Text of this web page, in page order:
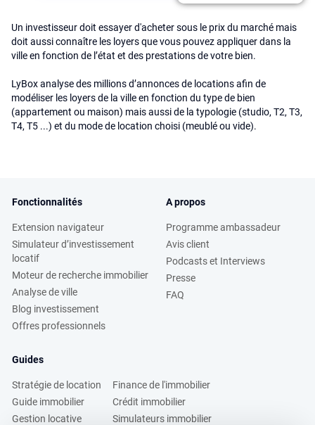
Un investisseur doit essayer d'acheter sous le prix du marché mais
doit aussi connaître les loyers que vous pouvez appliquer dans la
ville en fonction de l’état et des prestations de votre bien.
LyBox analyse des millions d’annonces de locations afin de
modéliser les loyers de la ville en fonction du type de bien
(appartement ou maison) mais aussi de la typologie (studio, T2, T3,
T4, T5 ...) et du mode de location choisi (meublé ou vide).
Fonctionnalités
Extension navigateur
Simulateur d’investissement
locatif
Moteur de recherche immobilier
Analyse de ville
Blog investissement
Offres professionnels
A propos
Programme ambassadeur
Avis client
Podcasts et Interviews
Presse
FAQ
Guides
Stratégie de location
Guide immobilier
Gestion locative
Finance de l'immobilier
Crédit immobilier
Simulateurs immobilier